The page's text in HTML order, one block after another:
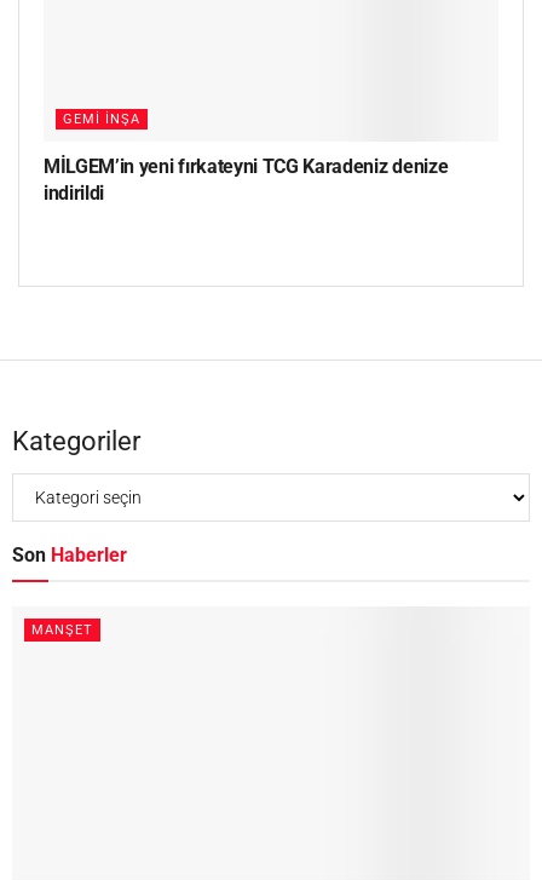
GEMI İNŞA
MİLGEM’in yeni fırkateyni TCG Karadeniz denize
indirildi
Kategoriler
Son Haberler
MANŞET